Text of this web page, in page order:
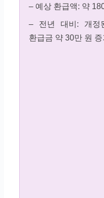
– 예상 환급액: 약
– 전년 대비: 개정
환급금 약 30만 원